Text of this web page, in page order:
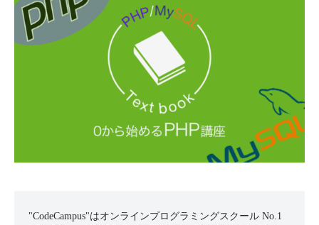
"CodeCampus"はオンラインプログラミングスクール No.1